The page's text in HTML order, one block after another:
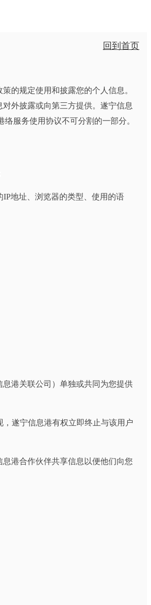
回到首页
的规定使用和披露您的个人信息。
外披露或向第三方提供。遂宁信息
服务使用协议不可分割的一部分。
地址、浏览器的类型、使用的语
港关联公司）单独或共同为您提供
遂宁信息港有权立即终止与该用户
港合作伙伴共享信息以便他们向您